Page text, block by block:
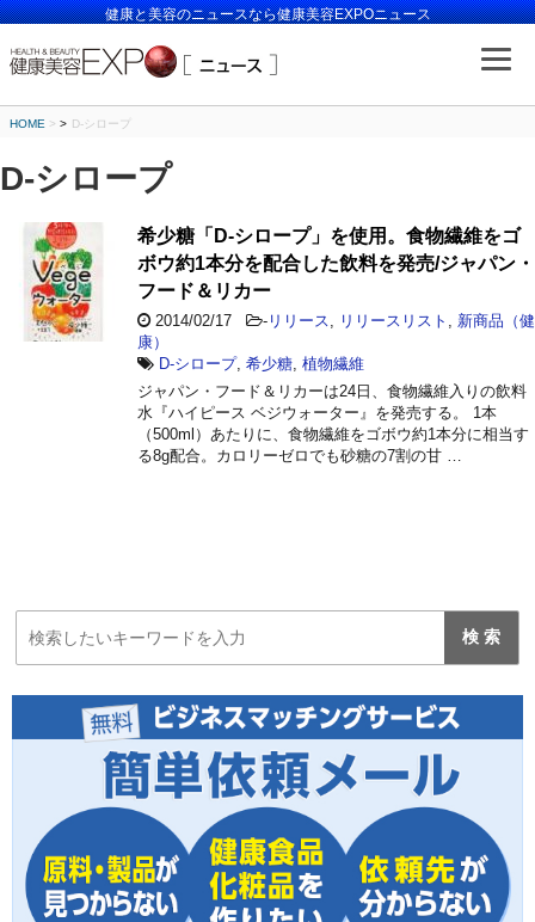
健康と美容のニュースなら健康美容EXPOニュース
HOME > D-シロープ
D-シロープ
希少糖「D-シロープ」を使用。食物繊維をゴ
ボウ約1本分を配合した飲料を発売/ジャパン・
フード＆リカー
2014/02/17 - リリース リリースリスト
新商品（健
康）
D-シロープ, 希少糖 植物繊維
ジャパン・フード＆リカーは24日、食物繊維入りの飲料
水『ハイピース ベジウォーター』を発売する。 1本
（500ml）あたりに、食物繊維をゴボウ約1本分に相当す
る8g配合。カロリーゼロでも砂糖の7割の甘 …